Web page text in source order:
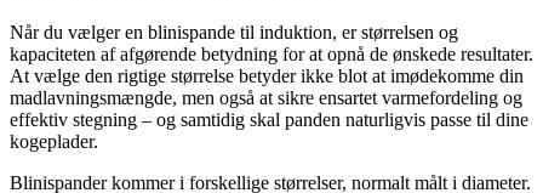
Når du vælger en blinispande til induktion, er størrelsen og
kapaciteten af afgørende betydning for at opnå de ønskede resultater.
At vælge den rigtige størrelse betyder ikke blot at imødekomme din
madlavningsmængde, men også at sikre ensartet varmefordeling og
effektiv stegning – og samtidig skal panden naturligvis passe til dine
kogeplader.
Blinispander kommer i forskellige størrelser, normalt målt i diameter.